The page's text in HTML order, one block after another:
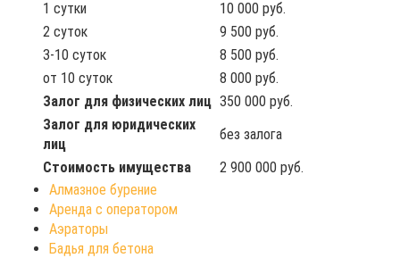
1 сутки
10 000 руб.
2 суток
9 500 руб.
3-10 суток
8 500 руб.
от 10 суток
8 000 руб.
Залог для физических лиц 350 000 руб.
Залог для юридических
лиц
без залога
Стоимость имущества
2 900 000 руб.
Алмазное бурение
Аренда с оператором
Аэраторы
Бадья для бетона